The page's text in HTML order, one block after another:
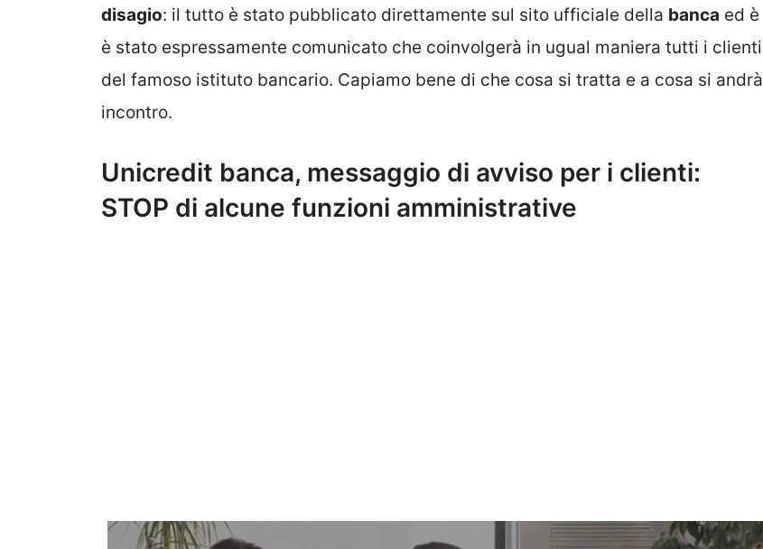
disagio: il tutto è stato pubblicato direttamente sul sito ufficiale della banca ed è
è stato espressamente comunicato che coinvolgerà in ugual maniera tutti i clienti
del famoso istituto bancario. Capiamo bene di che cosa si tratta e a cosa si andrà
incontro.
Unicredit banca, messaggio di avviso per i clienti:
STOP di alcune funzioni amministrative